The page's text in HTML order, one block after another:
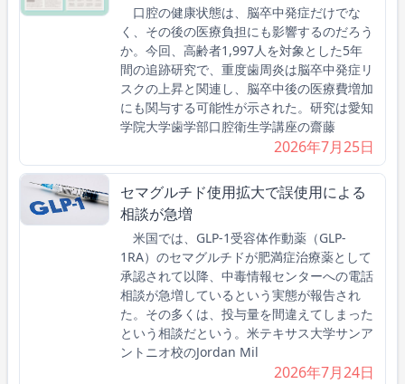
口腔の健康状態は、脳卒中発症だけでな
く、その後の医療負担にも影響するのだろう
か。今回、高齢者1,997人を対象とした5年
間の追跡研究で、重度歯周炎は脳卒中発症リ
スクの上昇と関連し、脳卒中後の医療費増加
にも関与する可能性が示された。研究は愛知
学院大学歯学部口腔衛生学講座の齋藤
2026年7月25日
セマグルチド使用拡大で誤使用による
相談が急増
米国では、GLP-1受容体作動薬（GLP-
1RA）のセマグルチドが肥満症治療薬として
承認されて以降、中毒情報センターへの電話
相談が急増しているという実態が報告され
た。その多くは、投与量を間違えてしまった
という相談だという。米テキサス大学サンア
ントニオ校のJordan Mil
2026年7月24日